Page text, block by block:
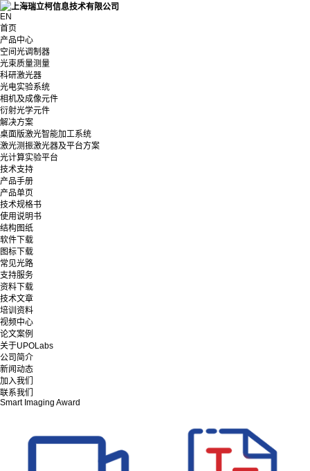
EN
首页
产品中心
空间光调制器
光束质量测量
科研激光器
光电实验系统
相机及成像元件
衍射光学元件
解决方案
桌面版激光智能加工系统
激光测振激光器及平台方案
光计算实验平台
技术支持
产品手册
产品单页
技术规格书
使用说明书
结构图纸
软件下载
图标下载
常见光路
支持服务
资料下载
技术文章
培训资料
视频中心
论文案例
关于UPOLabs
公司简介
新闻动态
加入我们
联系我们
Smart Imaging Award